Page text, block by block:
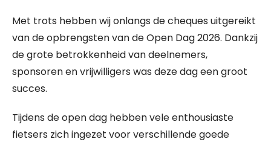
Met trots hebben wij onlangs de cheques uitgereikt
van de opbrengsten van de Open Dag 2026. Dankzij
de grote betrokkenheid van deelnemers,
sponsoren en vrijwilligers was deze dag een groot
succes.
Tijdens de open dag hebben vele enthousiaste
fietsers zich ingezet voor verschillende goede